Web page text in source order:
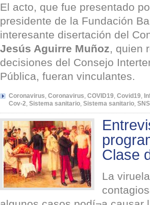
El acto, que fue presentado
presidente de la Fundación
interesante disertación del
Jesús Aguirre Muñoz ,
decisiones del Consejo
Pública, fueran vinculantes.
Coronavirus Coronavirus COVID19 Covid19
Cov-2 Sistema sanitario Sistema sanitario SNS
Clase
La